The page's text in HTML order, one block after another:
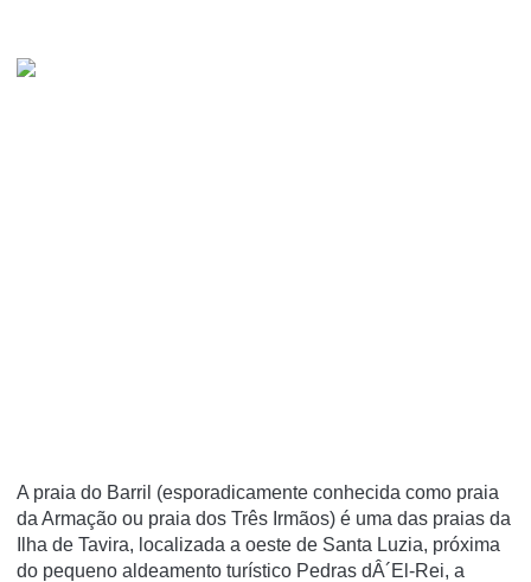
A praia do Barril (esporadicamente conhecida como praia
da Armação ou praia dos Três Irmãos) é uma das praias da
Ilha de Tavira, localizada a oeste de Santa Luzia, próxima
do pequeno aldeamento turí­stico Pedras dÂ´El-Rei, a